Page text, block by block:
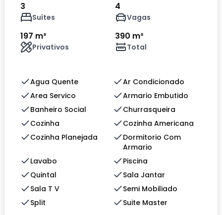
3
Suítes
4
Vagas
197 m²
Privativos
390 m²
Total
Agua Quente
Ar Condicionado
Area Servico
Armario Embutido
Banheiro Social
Churrasqueira
Cozinha
Cozinha Americana
Cozinha Planejada
Dormitorio Com
Armario
Lavabo
Piscina
Quintal
Sala Jantar
Sala T V
Semi Mobiliado
Split
Suite Master